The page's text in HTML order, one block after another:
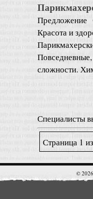
Предложение
Красота и
сложности.
Специалисты
Страница 1
©